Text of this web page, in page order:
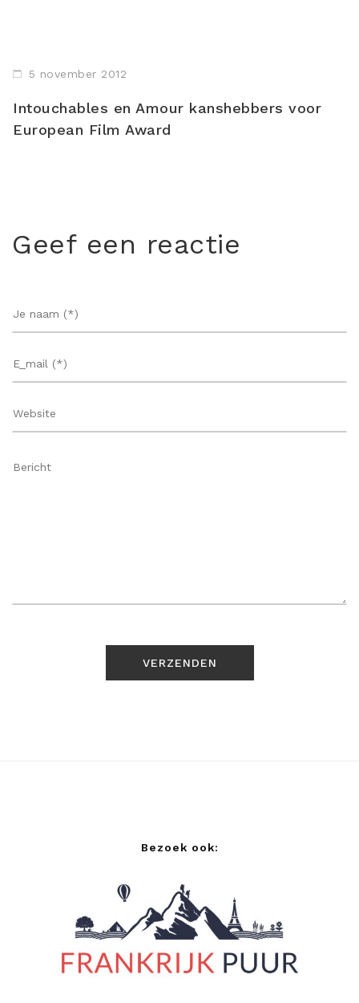
5 november 2012
Intouchables en Amour kanshebbers voor
European Film Award
Geef een reactie
Bezoek ook: